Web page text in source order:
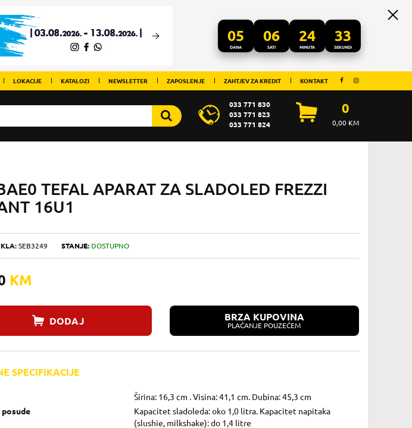
05
DANA
06
SATI
24
MINUTA
31
SEKUNDI
LOKACIJE KATALOZI NEWSLETTER ZAPOSLENJE ZAHTJEV ZA KREDIT KONTAKT
033 771 830
033 771 823
033 771 824
0
0,00KM
TEFAL APARAT ZA SLADOLED FREZZI
16U1
SEB3249 STANJE: DOSTUPNO
KM
DODAJ BRZA KUPOVINA
PLAĆANJE POUZEĆEM
SPECIFIKACIJE
Širina: 16,3 cm . Visina: 41,1 cm. Dubina: 45,3 cm
Kapacitet sladoleda: oko 1,0 litra. Kapacitet napitaka
(slushie, milkshake): do 1,4 litre